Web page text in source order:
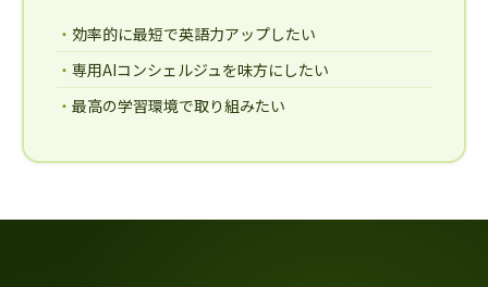
効率的に最短で英語力アップしたい
専用AIコンシェルジュを味方にしたい
最高の学習環境で取り組みたい